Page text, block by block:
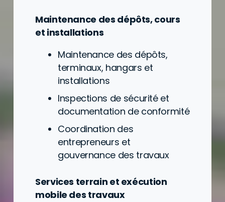
Maintenance des dépôts, cours
et installations
Maintenance des dépôts,
terminaux, hangars et
installations
Inspections de sécurité et
documentation de conformité
Coordination des
entrepreneurs et
gouvernance des travaux
Services terrain et exécution
mobile des travaux